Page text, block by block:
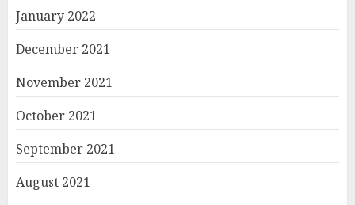
January 2022
December 2021
November 2021
October 2021
September 2021
August 2021